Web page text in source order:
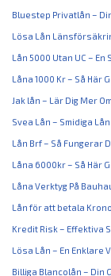
Bluestep Privatlån –
Lösa Lån
Lån 5000 Utan UC –
Låna 1000 Kr – Så Här
Jak lån – Lär Dig Mer
Svea Lån – Smidiga
Lån Brf – Så Fungerar
Låna 6000kr – Så Här
Låna Verktyg På
Lån för att betala
Kredit Risk – Effektiva
Lösa Lån – En Enklare
Billiga Blancolån – Din